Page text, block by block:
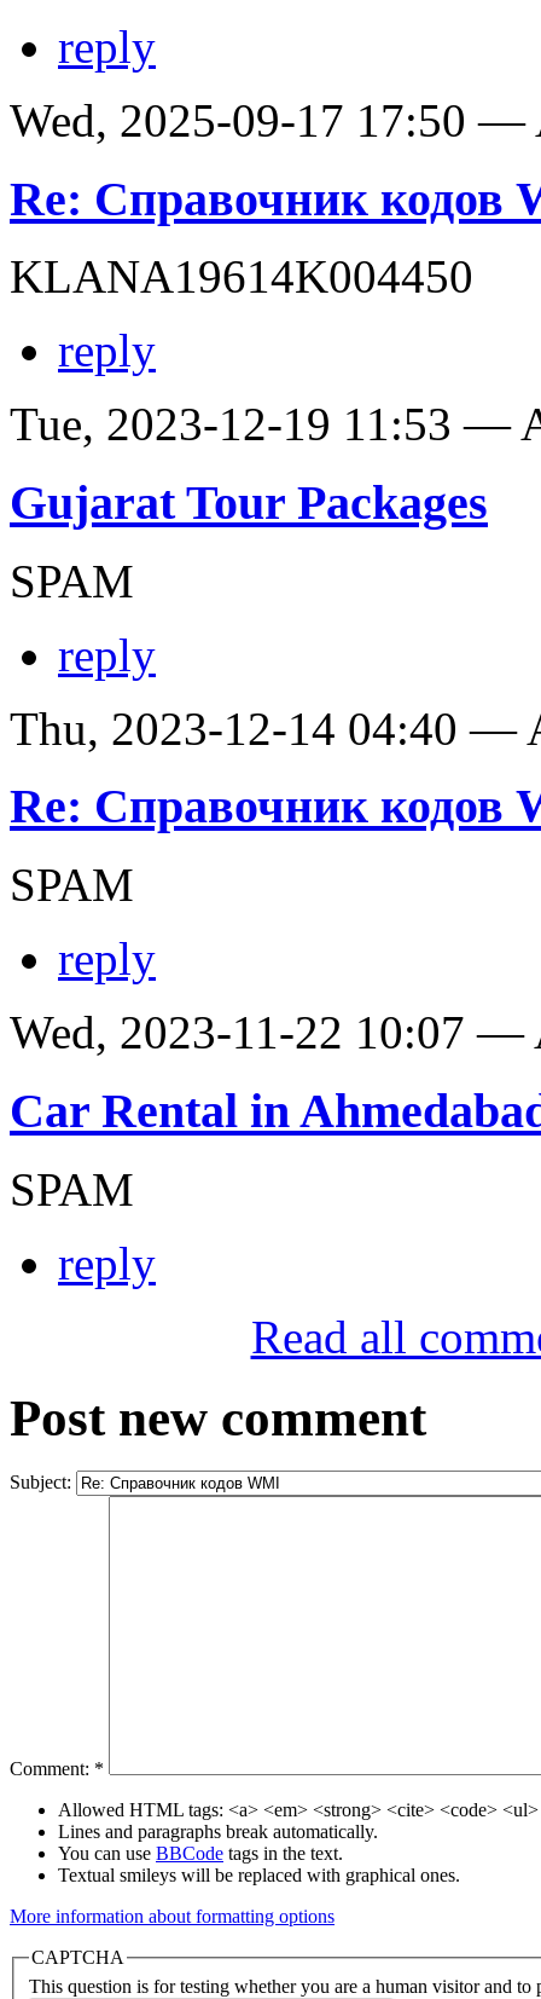
reply
Wed, 2025-09-17 17:50 —
Re: Справочник кодов
KLANA19614K004450
reply
Tue, 2023-12-19 11:53 —
Gujarat Tour Packages
SPAM
reply
Thu, 2023-12-14 04:40 —
Re: Справочник кодов
SPAM
reply
Wed, 2023-11-22 10:07 —
Car Rental in
SPAM
reply
Read all
Post new comment
Subject:
Comment: *
Allowed HTML tags: <a> <em> <strong> <cite> <code>
Lines and paragraphs break automatically.
You can use BBCode tags in the text.
Textual smileys will be replaced with graphical ones.
More information about formatting options
CAPTCHA
This question is for testing whether you are a human visitor and to